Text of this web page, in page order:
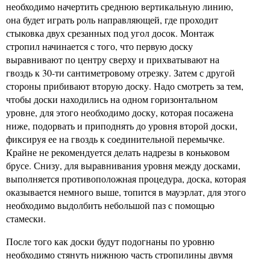
необходимо начертить среднюю вертикальную линию,
она будет играть роль направляющей, где проходит
стыковка двух срезанных под угол досок. Монтаж
стропил начинается с того, что первую доску
выравнивают по центру сверху и прихватывают на
гвоздь к 30-ти сантиметровому отрезку. Затем с другой
стороны прибивают вторую доску. Надо смотреть за тем,
чтобы доски находились на одном горизонтальном
уровне, для этого необходимо доску, которая посажена
ниже, подорвать и приподнять до уровня второй доски,
фиксируя ее на гвоздь к соединительной перемычке.
Крайне не рекомендуется делать надрезы в коньковом
брусе. Снизу, для выравнивания уровня между досками,
выполняется противоположная процедура, доска, которая
оказывается немного выше, топится в мауэрлат, для этого
необходимо выдолбить небольшой паз с помощью
стамески.
После того как доски будут подогнаны по уровню
необходимо стянуть нижнюю часть стропилины двумя